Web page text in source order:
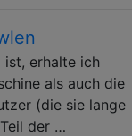
ist, erhalte ich
als auch die
(die sie lange
der …